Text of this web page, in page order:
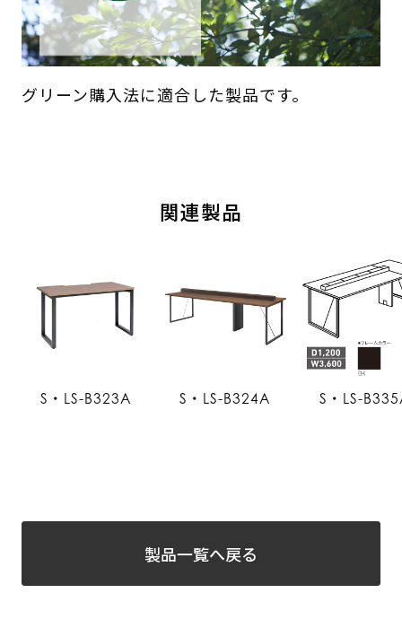
グリーン購入法に適合した製品です。
関連製品
S・LS-B323A S・LS-B324A S・LS-
製品一覧へ戻る